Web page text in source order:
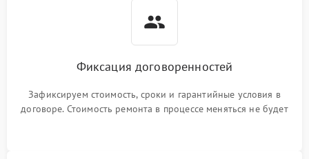
Фиксация договоренностей
Зафиксируем стоимость, сроки и гарантийные условия в
договоре. Стоимость ремонта в процессе меняться не будет